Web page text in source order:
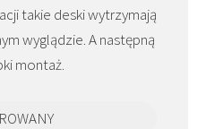
takie deski wytrzymają
wyglądzie. A następną
montaż.